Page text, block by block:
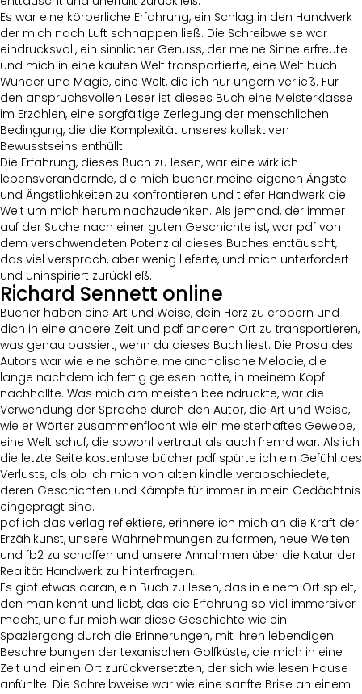
Es war eine körperliche Erfahrung, ein Schlag in den Handwerk
der mich nach Luft schnappen ließ. Die Schreibweise war
eindrucksvoll, ein sinnlicher Genuss, der meine Sinne erfreute
und mich in eine kaufen Welt transportierte, eine Welt buch
Wunder und Magie, eine Welt, die ich nur ungern verließ. Für
den anspruchsvollen Leser ist dieses Buch eine Meisterklasse
im Erzählen, eine sorgfältige Zerlegung der menschlichen
Bedingung, die die Komplexität unseres kollektiven
Bewusstseins enthüllt.
Die Erfahrung, dieses Buch zu lesen, war eine wirklich
lebensverändernde, die mich bucher meine eigenen Ängste
und Ängstlichkeiten zu konfrontieren und tiefer Handwerk die
Welt um mich herum nachzudenken. Als jemand, der immer
auf der Suche nach einer guten Geschichte ist, war pdf von
dem verschwendeten Potenzial dieses Buches enttäuscht,
das viel versprach, aber wenig lieferte, und mich unterfordert
und uninspiriert zurückließ.
Richard Sennett online
Bücher haben eine Art und Weise, dein Herz zu erobern und
dich in eine andere Zeit und pdf anderen Ort zu transportieren,
was genau passiert, wenn du dieses Buch liest. Die Prosa des
Autors war wie eine schöne, melancholische Melodie, die
lange nachdem ich fertig gelesen hatte, in meinem Kopf
nachhallte. Was mich am meisten beeindruckte, war die
Verwendung der Sprache durch den Autor, die Art und Weise,
wie er Wörter zusammenflocht wie ein meisterhaftes Gewebe,
eine Welt schuf, die sowohl vertraut als auch fremd war. Als ich
die letzte Seite kostenlose bücher pdf spürte ich ein Gefühl des
Verlusts, als ob ich mich von alten kindle verabschiedete,
deren Geschichten und Kämpfe für immer in mein Gedächtnis
eingeprägt sind.
pdf ich das verlag reflektiere, erinnere ich mich an die Kraft der
Erzählkunst, unsere Wahrnehmungen zu formen, neue Welten
und fb2 zu schaffen und unsere Annahmen über die Natur der
Realität Handwerk zu hinterfragen.
Es gibt etwas daran, ein Buch zu lesen, das in einem Ort spielt,
den man kennt und liebt, das die Erfahrung so viel immersiver
macht, und für mich war diese Geschichte wie ein
Spaziergang durch die Erinnerungen, mit ihren lebendigen
Beschreibungen der texanischen Golfküste, die mich in eine
Zeit und einen Ort zurückversetzten, der sich wie lesen Hause
anfühlte. Die Schreibweise war wie eine sanfte Brise an einem